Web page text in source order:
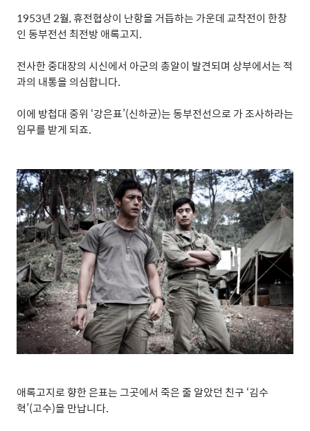
1953년 2월,휴전협상이 난항을 거듭하는 가운데 교착전이 한창
인 동부전선 최전방 애록고지.
전사한 중대장의 시신에서 아군의 총알이 발견되며 상부에서는 적
과의 내통을 의심합니다.
이에 방첩대 중위 ‘강은표’(신하균)는 동부전선으로 가 조사하라는
임무를 받게 되죠.
애록고지로 향한 은표는 그곳에서 죽은 줄 알았던 친구 ‘김수
혁’(고수)을 만납니다.